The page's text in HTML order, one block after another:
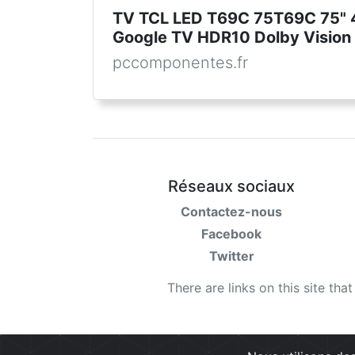
TV TCL LED T69C 75T69C
Google TV HDR10 Dolby Vision
pccomponentes.fr
Réseaux sociaux
Contactez-nous
Facebook
Twitter
There are links on this site